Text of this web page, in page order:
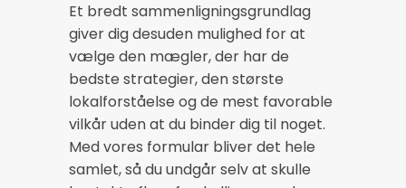
Et bredt sammenligningsgrundlag
giver dig desuden mulighed for at
vælge den mægler, der har de
bedste strategier, den største
lokalforståelse og de mest favorable
vilkår uden at du binder dig til noget.
Med vores formular bliver det hele
samlet, så du undgår selv at skulle